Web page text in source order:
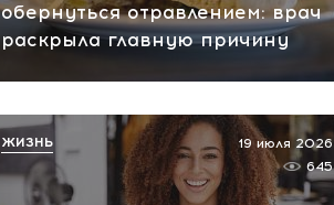
обернуться отравлением: врач
раскрыла главную причину
19 июля 2026
645
ЖИЗНЬ